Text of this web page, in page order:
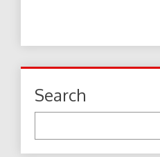
Search